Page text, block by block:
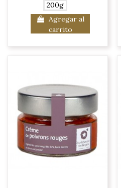
200g
Agregar al
carrito